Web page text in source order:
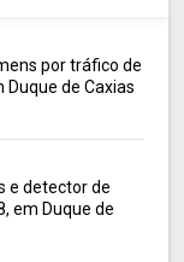
por tráfico de
Duque de Caxias
e detector de
em Duque de